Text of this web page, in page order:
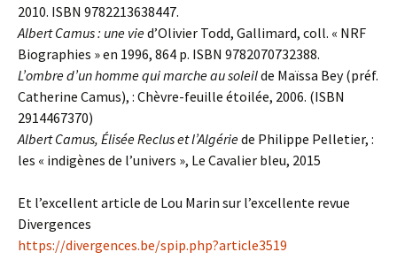
2010. ISBN 9782213638447.
Albert Camus : une vied’Olivier Todd, Gallimard, coll. « NRF
Biographies » en 1996, 864 p. ISBN 9782070732388.
L’ombre d’un homme qui marche au soleilde Maïssa Bey (préf.
Catherine Camus), : Chèvre-feuille étoilée, 2006. (ISBN
2914467370)
Albert Camus, Élisée Reclus et l’Algériede Philippe Pelletier, :
les « indigènes de l’univers », Le Cavalier bleu, 2015
Et l’excellent article de Lou Marin sur l’excellente revue
Divergences
https://divergences.be/spip.php?article3519